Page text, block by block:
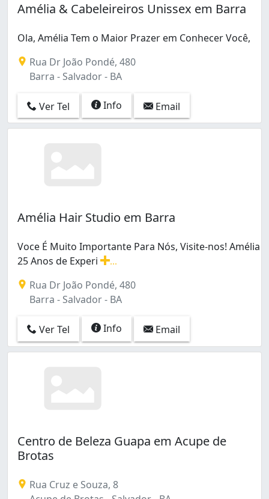
Amélia & Cabeleireiros Unissex em Barra
Ola, Amélia Tem o Maior Prazer em Conhecer Você,
Rua Dr João Pondé, 480
Barra - Salvador - BA
Ver Tel Info Email
Amélia Hair Studio em Barra
Voce É Muito Importante Para Nós, Visite-nos! Amélia
25 Anos de Experi
Rua Dr João Pondé, 480
Barra - Salvador - BA
Ver Tel Info Email
Centro de Beleza Guapa em Acupe de
Brotas
Rua Cruz e Souza, 8